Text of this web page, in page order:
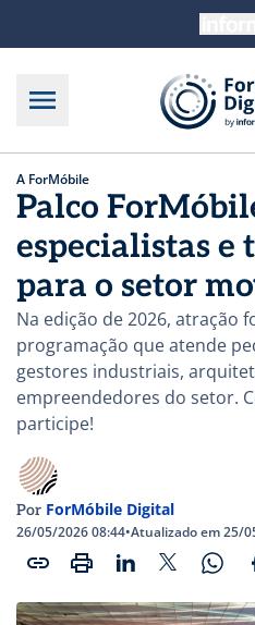
A ForMóbile
Palco
especialistas e
para o setor
Na edição de 2026, atração
programação que atende
gestores industriais,
empreendedores do setor.
participe!
Por ForMóbile Digital
26/05/2026 08:44•Atualizado em 25/